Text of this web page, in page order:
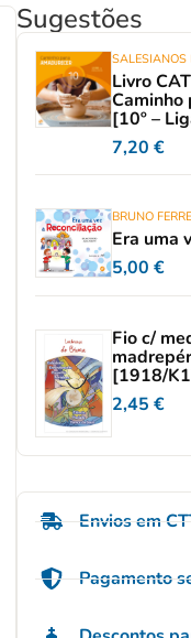
Sugestões
SALESIANOS
Livro
Caminho
[10º –
7,20 €
BRUNO
Era uma
5,00 €
Fio c/
[1918/
2,45 €
Envios em
Pagamento